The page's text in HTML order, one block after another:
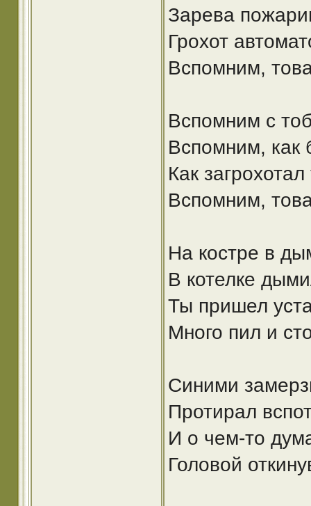
Зарева
Грохот
Вспомним,
Вспомним с
Вспомним, как
Как
Вспомним,
На костре в
В котелке
Ты пришел
Много пил и
Синими
Протирал
И о чем-то
Головой